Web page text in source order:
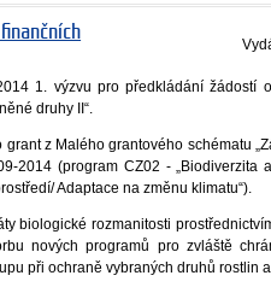
1. výzvu pro předkládání žádostí
druhy II“.
z Malého grantového schématu
2014 (program CZ02 - „Biodiverzita
Adaptace na změnu klimatu“).
biologické rozmanitosti
nových programů pro zvláště
při ochraně vybraných druhů rostlin a